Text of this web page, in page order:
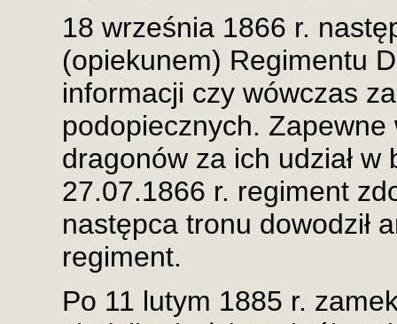
18 września 1866 r.
(opiekunem) Regimentu
informacji czy wówczas
podopiecznych. Zapewne
dragonów za ich udział
27.07.1866 r. regiment
następca tronu dowodził
regiment.
Po 11 lutym 1885 r.